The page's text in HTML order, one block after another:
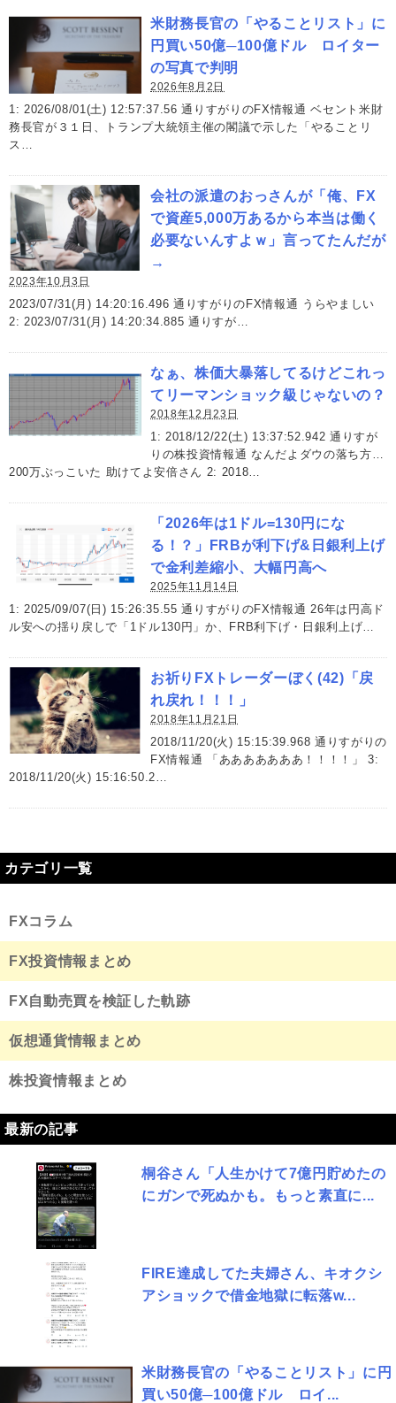
米財務長官の「やることリスト」に
円買い50億─100億ドル ロイター
の写真で判明
2026年8月2日
1: 2026/08/01(土) 12:57:37.56 通りすがりのFX情報通 ベセント米財
務長官が３１日、ト‌ランプ大統領主催の閣議で示した「やること⁠リ
ス…
会社の派遣のおっさんが「俺、FX
で資産5,000万あるから本当は働く
必要ないんすよｗ」言ってたんだが
→
2023年10月3日
2023/07/31(月) 14:20:16.496 通りすがりのFX情報通 うらやましい
2: 2023/07/31(月) 14:20:34.885 通りすが…
なぁ、株価大暴落してるけどこれっ
てリーマンショック級じゃないの？
2018年12月23日
1: 2018/12/22(土) 13:37:52.942 通りすが
りの株投資情報通 なんだよダウの落ち方…
200万ぶっこいた 助けてよ安倍さん 2: 2018…
「2026年は1ドル=130円にな
る！？」FRBが利下げ&日銀利上げ
で金利差縮小、大幅円高へ
2025年11月14日
1: 2025/09/07(日) 15:26:35.55 通りすがりのFX情報通 26年は円高ド
ル安への揺り戻しで「1ドル130円」か、FRB利下げ・日銀利上げ…
お祈りFXトレーダーぼく(42)「戻
れ戻れ！！！」
2018年11月21日
2018/11/20(火) 15:15:39.968 通りすがりの
FX情報通 「あああああああ！！！！」 3:
2018/11/20(火) 15:16:50.2…
カテゴリ一覧
FXコラム
FX投資情報まとめ
FX自動売買を検証した軌跡
仮想通貨情報まとめ
株投資情報まとめ
最新の記事
桐谷さん「人生かけて7億円貯めたの
にガンで死ぬかも。もっと素直に...
FIRE達成してた夫婦さん、キオクシ
アショックで借金地獄に転落w...
米財務長官の「やることリスト」に円
買い50億─100億ドル ロイ...